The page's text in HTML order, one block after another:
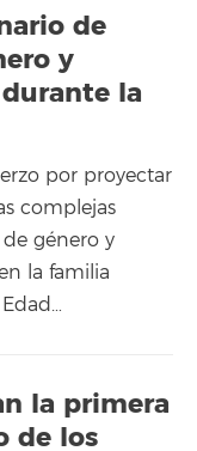
de
y
la
por proyectar
complejas
género y
la familia
la primera
de los